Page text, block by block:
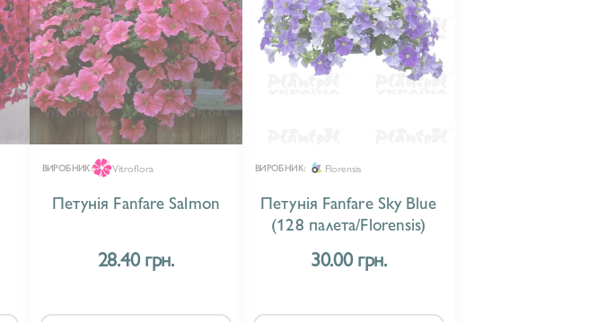
ВИРОБНИК: Vitroflora
Петунія Fanfare Salmon
28.40 грн.
ВИРОБНИК: Florensis
Петунія Fanfare Sky Blue
(128 палета/Florensis)
30.00 грн.